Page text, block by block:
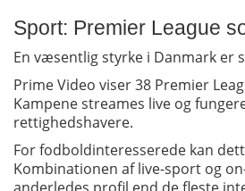
Sport: Premier League
En væsentlig styrke i Danmark er
Prime Video viser 38 Premier
Kampene streames live og
rettighedshavere.
For fodboldinteresserede kan
Kombinationen af live-sport og